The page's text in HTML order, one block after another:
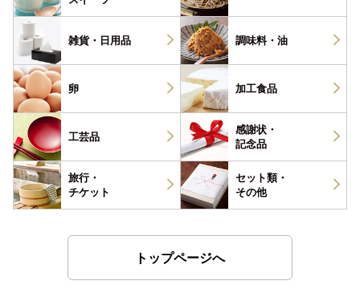
雑貨・ 日用品 調味料・ 油
卵 加工食品
工芸品
感謝状・
記念品
旅行・
チケット
セット類・
その他
トップページへ